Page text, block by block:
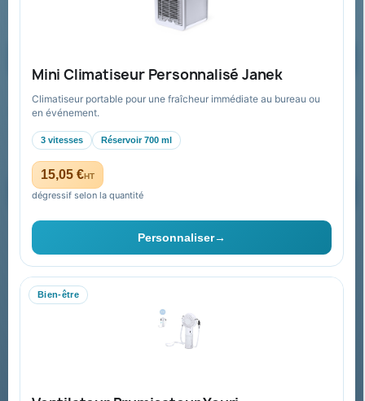
Mini Climatiseur Personnalisé Janek
Climatiseur portable pour une fraîcheur immédiate au bureau ou
en événement.
3 vitesses Réservoir 700 ml
15,05 €HT
dégressif selon la quantité
Personnaliser→
Bien-être
Recevez nos offres spéciales
Vous pouvez vous désinscrire à tout moment. Vous trouverez pour
cela nos informations de contact dans les conditions d'utilisation du
site.
Collectivités & administrations
Devis, mandat administratif et facturation Chorus Pro
Espace collectivités